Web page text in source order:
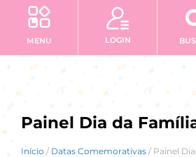
MENU LOGIN
Painel Dia da
Início / Datas Comemorativas / Painel